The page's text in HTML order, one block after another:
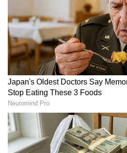
ಕರ್ಕಾಟಕ ರಾಶಿ
ಕರ್ಕಾಟಕ ರಾಶಿಯವರಿಗೆ, ಮಂಗಳ
ಮನೆಯಲ್ಲಿ ಸಾಗುತ್ತಿದೆ. ಇದು
ಜಾಲತಾಣವನ್ನು ವಿಸ್ತರಿಸುತ್ತದೆ.
ಸಂಪೂರ್ಣ ಪ್ರತಿಫಲವನ್ನು ನೀವು
ಪರಿಶ್ರಮದಿಂದ, ನೀವು ಸುಲಭವಾಗಿ
ಸಾಧಿಸುವಿರಿ. ಉದ್ಯಮಿಗಳು ಹೊಸ
ಅವಕಾಶಗಳನ್ನು ಕಂಡುಕೊಳ್ಳುವ
ನೀವು ಗಮನಾರ್ಹ ಆರ್ಥಿಕ